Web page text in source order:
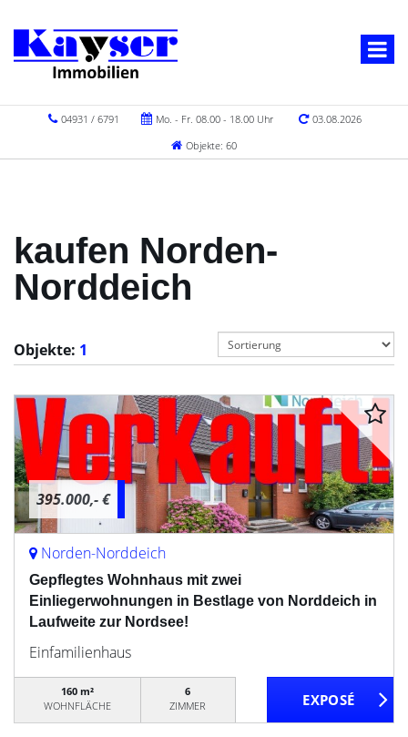
04931 / 6791 Mo. - Fr. 08.00 - 18.00 Uhr
03.08.2026
Objekte: 60
kaufen Norden-
Norddeich
Objekte: 1
395.000,- €
Norden-Norddeich
Gepflegtes Wohnhaus mit zwei
Einliegerwohnungen in Bestlage von Norddeich in
Laufweite zur Nordsee!
Einfamilienhaus
160 m²
WOHNFLÄCHE
6
ZIMMER